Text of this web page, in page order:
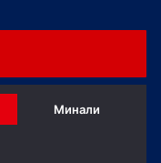
Минали